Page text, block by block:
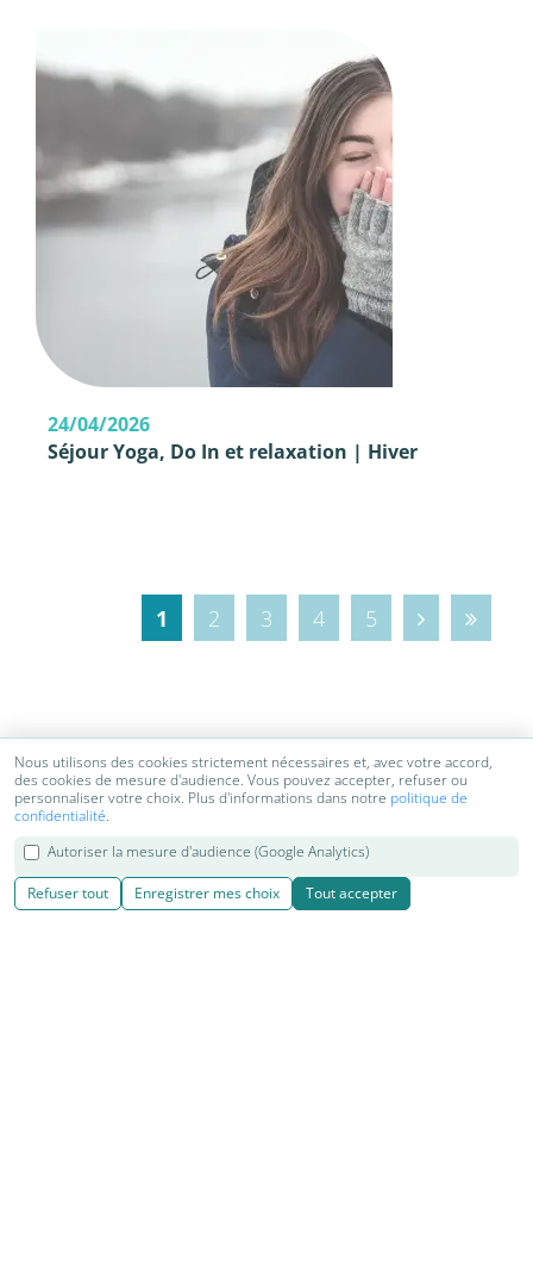
Nous utilisons des cookies strictement nécessaires et, avec votre accord,
des cookies de mesure d'audience. Vous pouvez accepter, refuser ou
personnaliser votre choix. Plus d'informations dans notre politique de
confidentialité.
Autoriser la mesure d'audience (Google Analytics)
Refuser tout Enregistrer mes choix Tout accepter
24/04/2026
Séjour Yoga, Do In et relaxation | Hiver
1 2 3 4 5